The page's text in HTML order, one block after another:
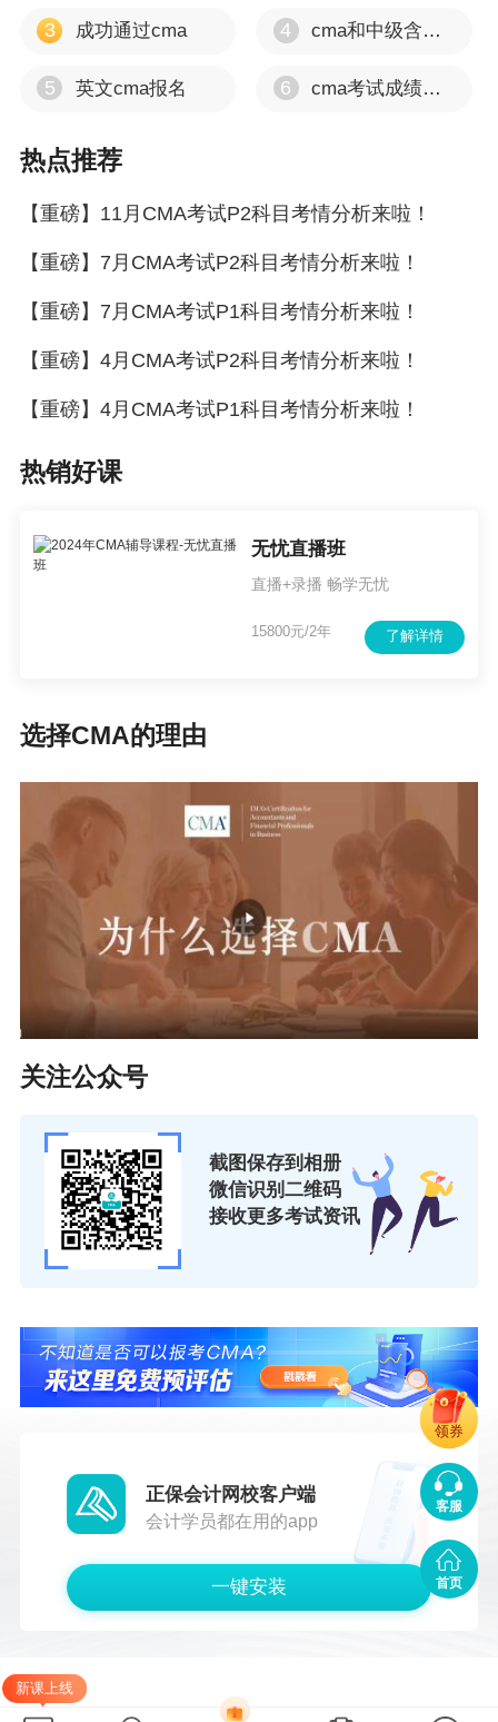
第四章 风险管理 企业风险管理框架COSO五要素
风险管理步骤
净现值与内部回报率对比
回收期计算
风险分析方法：敏感性分析、情境分
风险调整贴现率
实物期权
职业道德标准
道德冲突的解决方法
不管是即将开始学习CMA的小伙伴还是要继续备考下一科
的同学，在接下来的CMA学习过程中，一定要注意对基础
知识的理解和掌握，而且CMA对文字分析题目考察的越来
越灵活，会结合实务来考察，这就要求对基础概念理解透
彻，并能够熟练掌握运用，这样才能在有限的时间内出色
的完成考试。
平时做题的时候，前期以巩固知识点、做对题目为主，到
行几次全真的模拟考试，做好考试时间的规划。一般老师
会建议大家，100道客观题时间最好控制在2小时45分左
右，2道简答题1小时左右，剩下的时间用来检查以及涂
卡。大家也可以根据自己的训练情况找到适合自己的方
最后，希望所有CMA的考生以及备考的小伙伴们能够顺利
通过考试，金榜题名！
3 成功通过cma 4 cma和中级含金量
5 英文cma报名 6 cma考试成绩多久出
热点推荐
【重磅】11月CMA考试P2科目考情分析来啦！
【重磅】7月CMA考试P2科目考情分析来啦！
【重磅】7月CMA考试P1科目考情分析来啦！
【重磅】4月CMA考试P2科目考情分析来啦！
【重磅】4月CMA考试P1科目考情分析来啦！
热销好课
无忧直播班
直播+录播 畅学无忧
了解详情
15800元/2年
选择CMA的理由
关注公众号
截图保存到相册
微信识别二维码
接收更多考试资讯
正保会计网校客户端
会计学员都在用的app
一键安装
新课上线
客服
首页
领券